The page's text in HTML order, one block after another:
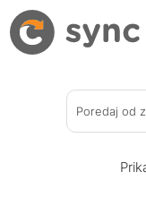
Poredaj od